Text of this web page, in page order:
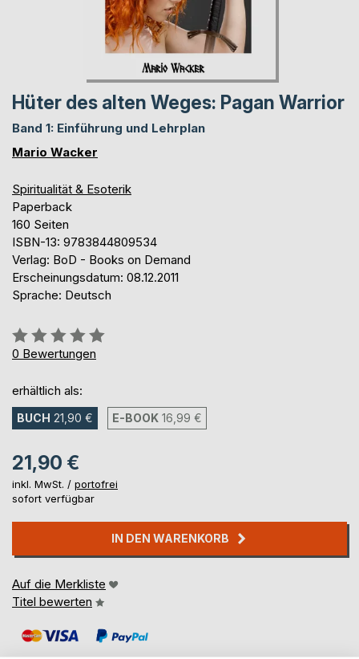
Hüter des alten Weges: Pagan Warrior
Band 1: Einführung und Lehrplan
Mario Wacker
Spiritualität & Esoterik
Paperback
160 Seiten
ISBN-13: 9783844809534
Verlag: BoD - Books on Demand
Erscheinungsdatum: 08.12.2011
Sprache: Deutsch
Bewertung::
0%
0 Bewertungen
erhältlich als:
BUCH 21,90 € E-BOOK 16,99 €
21,90 €
inkl. MwSt. / portofrei
sofort verfügbar
IN DEN WARENKORB
Auf die Merkliste
Titel bewerten